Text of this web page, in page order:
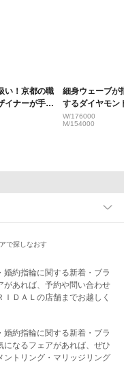
い！京都の職
イナーが手掛
時】集い
細身ウェーブが
するダイヤモン
ドの結婚指輪
W/176000
M/154000
で探しなおす
約指輪に関する新着・ブラ
があれば、予約や問い合わせ
ＤＡＬの店舗までお越しく
約指輪に関する新着・ブラ
なるフェアがあれば、ぜひ
トリング・マリッジリング